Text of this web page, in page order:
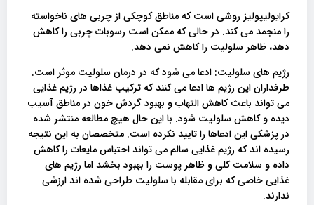
کرایولیپولیز روشی است که مناطق کوچکی از چربی های ناخواسته
را منجمد می کند. در حالی که ممکن است رسوبات چربی را کاهش
دهد، ظاهر سلولیت را کاهش نمی دهد.
رژیم های سلولیت: ادعا می شود که در درمان سلولیت موثر است.
طرفداران این رژیم ها ادعا می کنند که ترکیب غذاها در رژیم غذایی
می تواند باعث کاهش التهاب و بهبود گردش خون در مناطق آسیب
دیده و کاهش سلولیت شود. با این حال هیچ مطالعه منتشر شده
در پزشکی این ادعاها را تایید نکرده است. متخصصان به این نتیجه
رسیده اند که رژیم غذایی سالم می تواند احتباس مایعات را کاهش
داده و سلامت کلی و ظاهر پوست را بهبود بخشد اما رژیم های
غذایی خاصی که برای مقابله با سلولیت طراحی شده اند ارزشی
ندارند.